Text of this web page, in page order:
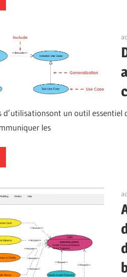
d’utilisationsont un outil
les